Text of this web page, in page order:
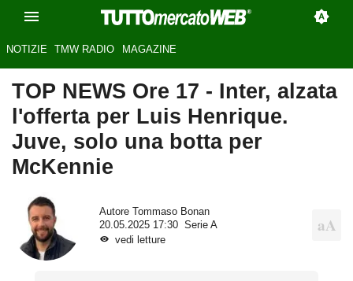
NOTIZIE TMW RADIO MAGAZINE
TOP NEWS Ore 17 - Inter, alzata
l'offerta per Luis Henrique.
Juve, solo una botta per
McKennie
Autore
Tommaso Bonan
20.05.2025 17:30
Serie A
vedi letture